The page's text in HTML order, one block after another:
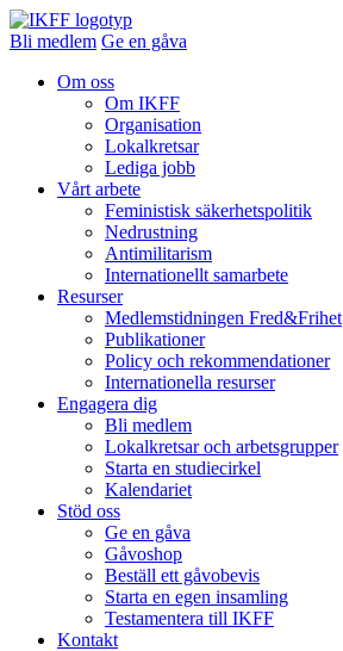
Bli medlem Ge en gåva
Om oss
Om IKFF
Organisation
Lokalkretsar
Lediga jobb
Vårt arbete
Feministisk säkerhetspolitik
Nedrustning
Antimilitarism
Internationellt samarbete
Resurser
Medlemstidningen Fred&Frihet
Publikationer
Policy och rekommendationer
Internationella resurser
Engagera dig
Bli medlem
Lokalkretsar och arbetsgrupper
Starta en studiecirkel
Kalendariet
Stöd oss
Ge en gåva
Gåvoshop
Beställ ett gåvobevis
Starta en egen insamling
Testamentera till IKFF
Kontakt